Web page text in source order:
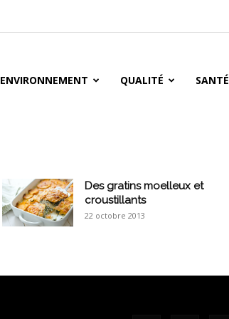
ENVIRONNEMENT QUALITÉ SANTÉ
Des gratins moelleux et
croustillants
22 octobre 2013